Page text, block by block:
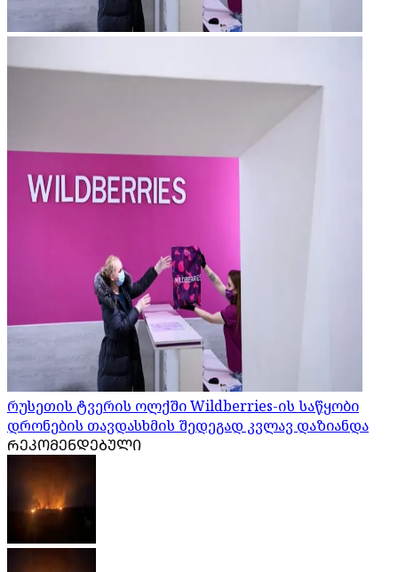
რუსეთის ტვერის ოლქში Wildberries-ის საწყობი
დრონების თავდასხმის შედეგად კვლავ დაზიანდა
ᲠᲔᲙᲝᲛᲔᲜᲓᲔᲑᲣᲚᲘ